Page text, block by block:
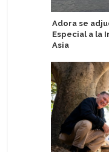
Adora se
Especial a la
Asia